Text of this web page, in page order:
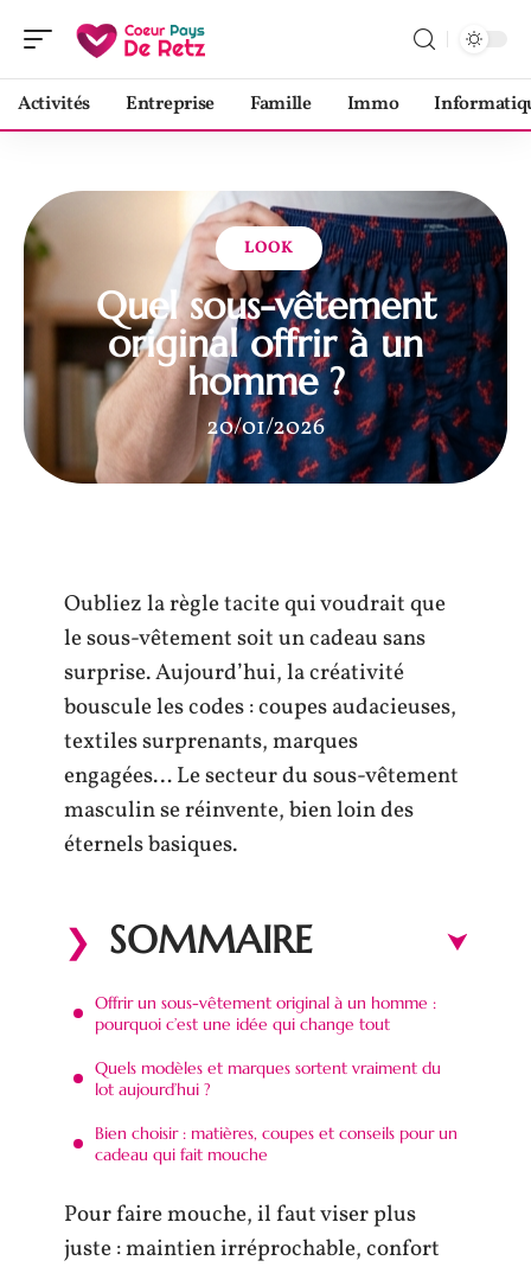
Activités Entreprise Famille Immo
LOOK
Quel sous-vêtement
original offrir à un
homme ?
20/01/2026
Oubliez la règle tacite qui voudrait que
le sous-vêtement soit un cadeau sans
surprise. Aujourd’hui, la créativité
bouscule les codes : coupes audacieuses,
textiles surprenants, marques
engagées… Le secteur du sous-vêtement
masculin se réinvente, bien loin des
éternels basiques.
SOMMAIRE
Offrir un sous-vêtement original à un homme :
pourquoi c’est une idée qui change tout
Quels modèles et marques sortent vraiment du
lot aujourd’hui ?
Bien choisir : matières, coupes et conseils pour un
cadeau qui fait mouche
Pour faire mouche, il faut viser plus
juste : maintien irréprochable, confort